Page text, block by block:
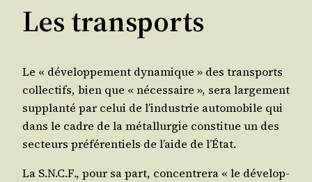
Les transports
Le « déve­lop­pe­ment dyna­mique » des trans­ports
col­lec­tifs, bien que « néces­saire », sera lar­ge­ment
sup­plan­té par celui de l’in­dus­trie auto­mo­bile qui
dans le cadre de la métal­lur­gie consti­tue un des
sec­teurs pré­fé­ren­tiels de l’aide de l’État.
La S.N.C.F., pour sa part, concen­tre­ra « le déve­lop­